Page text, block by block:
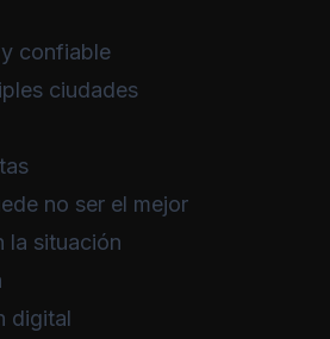
confiable
ciudades
no ser el mejor
la situación
digital